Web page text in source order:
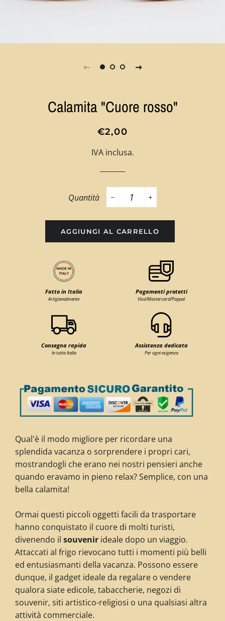
Calamita "Cuore rosso"
Prezzo
listino
Prezzo
€2,00
IVA inclusa.
Quantità
−
+
AGGIUNGI AL CARRELLO
Fatto in Italia
Artigianalmente
Pagamenti protetti
Visa/Mastercard/Paypal
Consegna rapida
In tutta Italia
Assistenza dedicata
Per ogni esigenza
Qual'è il modo migliore per ricordare una
splendida vacanza o sorprendere i propri cari,
mostrandogli che erano nei nostri pensieri anche
quando eravamo in pieno relax? Semplice, con una
bella calamita!
Ormai questi piccoli oggetti facili da trasportare
hanno conquistato il cuore di molti turisti,
divenendo il souvenir ideale dopo un viaggio.
Attaccati al frigo rievocano tutti i momenti più belli
ed entusiasmanti della vacanza. Possono essere
dunque, il gadget ideale da regalare o vendere
qualora siate edicole, tabaccherie, negozi di
souvenir, siti artistico-religiosi o una qualsiasi altra
attività commerciale.